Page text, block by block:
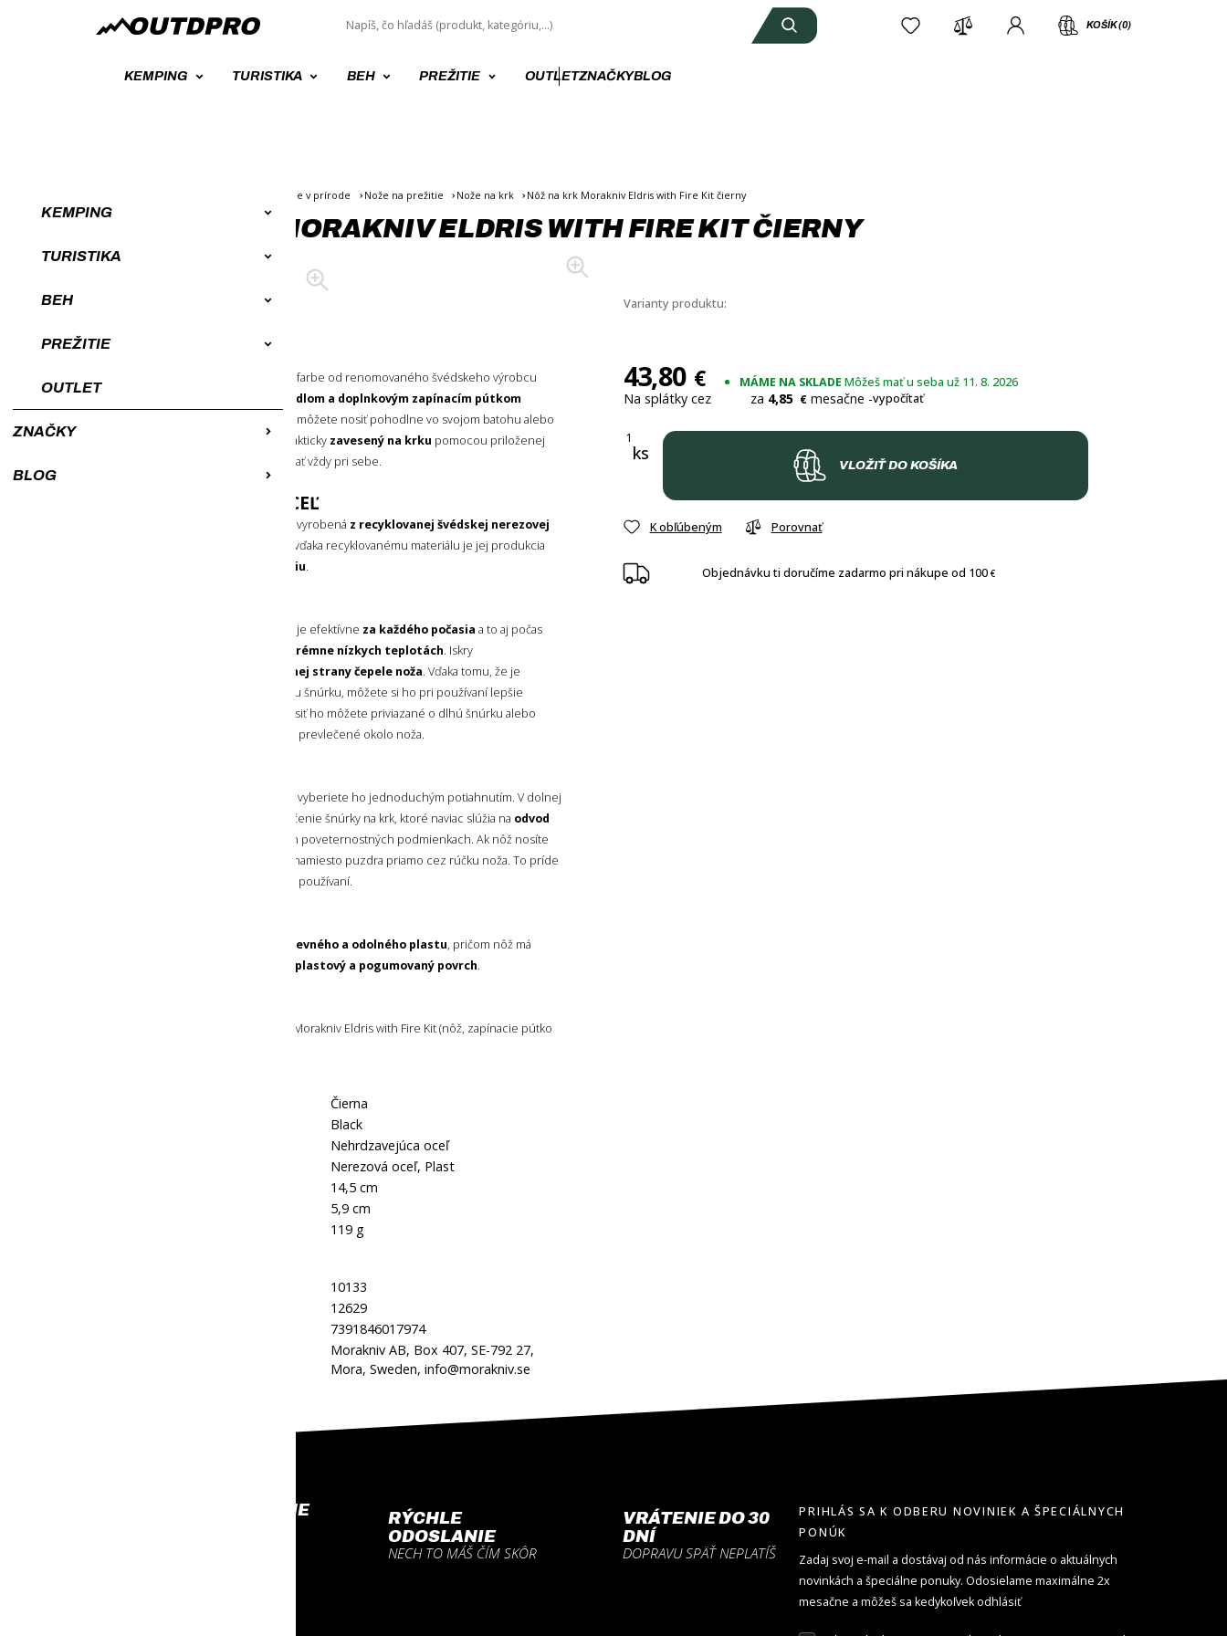
KOŠÍK (0)
KEMPING TURISTIKA BEH PREŽITIE OUTLETZNAČKYBLOG
KEMPING
TURISTIKA
BEH
PREŽITIE
OUTLET
ZNAČKY
BLOG
Survival a Bushcraft výbava, prežitie v prírode Nože na prežitie Nože na krk Nôž na krk Morakniv Eldris with Fire Kit čierny
NÔŽ NA KRK MORAKNIV ELDRIS WITH FIRE KIT ČIERNY
Varianty produktu:
43,80 € MÁME NA SKLADEMôžeš mať u seba už 11. 8. 2026
Na splátky cez za 4,85 €mesačne -vypočítať
ks
VLOŽIŤ DO KOŠÍKA
K obľúbeným Porovnať
Objednávku ti doručíme zadarmo pri nákupe od 100€
v elegantnej čiernej farbe od renomovaného švédskeho výrobcu
v balení s kresadlom a doplnkovým zapínacím pútkom
pre ešte lepšie zafixovanie noža. Nôž môžete nosiť pohodlne vo svojom batohu alebo
v kombinácii so zapínacím pútkom prakticky zavesený na krku pomocou priloženej
pevnej dlhej šnúrky. Môžete ho tak mať vždy pri sebe.
ŠVÉDSKA NEREZOVÁ OCEĽ
Čepeľ s kompaktnou dĺžkou 5,9 cm je vyrobená z recyklovanej švédskej nerezovej
a vďaka recyklovanému materiálu je jej produkcia
životnému prostrediu.
funguje efektívne za každého počasia a to aj počas
aj v extrémne nízkych teplotách. Iskry
pomocou hornej strany čepele noža. Vďaka tomu, že je
kresadlo prevlečené cez pevnú krátku šnúrku, môžete si ho pri používaní lepšie
. Nosiť ho môžete priviazané o dlhú šnúrku alebo
pri zapnutom zapínacom pútku voľne prevlečené okolo noža.
a vyberiete ho jednoduchým potiahnutím. V dolnej
časti puzdra sú dva otvory pre prevlečenie šnúrky na krk, ktoré naviac slúžia na odvod
pri používaní noža v zhoršených poveternostných podmienkach. Ak nôž nosíte
v batohu, môžete si šnúrku prevliecť namiesto puzdra priamo cez rúčku noža. To príde
vhod pri obmotaní o zápästie pri jeho používaní.
z pevného a odolného plastu, pričom nôž má
plastový a pogumovaný povrch.
Súčasťou balenia je samotná súprava Morakniv Eldris with Fire Kit (nôž, zapínacie pútko
Čierna
Black
Nehrdzavejúca oceľ
Nerezová oceľ, Plast
14,5 cm
5,9 cm
119 g
10133
12629
7391846017974
Morakniv AB, Box 407, SE-792 27,
Mora, Sweden, info@morakniv.se
PROFESIONÁLNE
RÝCHLE
ODOSLANIE
NECH TO MÁŠ ČÍM SKÔR
VRÁTENIE DO 30
DNÍ
DOPRAVU SPÄŤ NEPLATÍŠ
PRIHLÁS SA K ODBERU NOVINIEK A ŠPECIÁLNYCH
PONÚK
Zadaj svoj e-mail a dostávaj od nás informácie o aktuálnych
novinkách a špeciálne ponuky. Odosielame maximálne 2x
mesačne a môžeš sa kedykoľvek odhlásiť